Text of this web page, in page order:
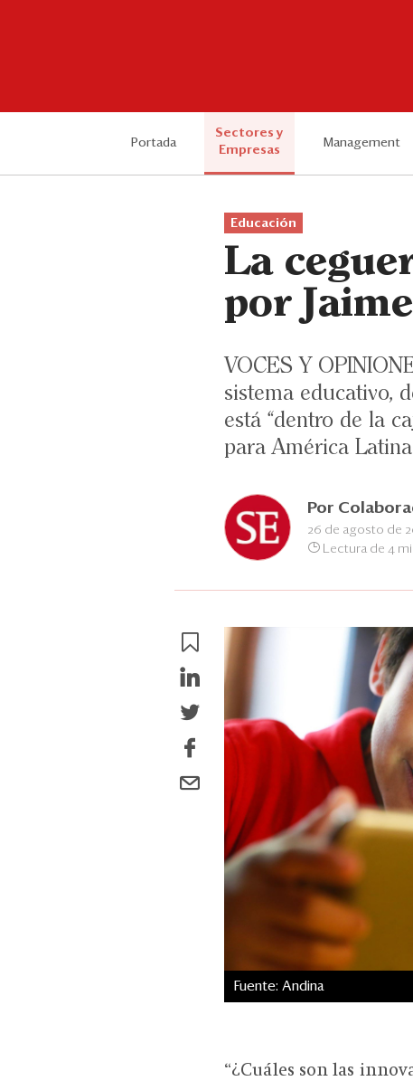
Portada
Sectores y
Empresas
Management
Educación
La
por
VOCES Y
sistema educativo,
está “dentro de la
para América
Por
26 de agosto de
Lectura de 4
Fuente: Andina
“¿Cuáles son las